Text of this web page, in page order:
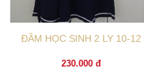
ĐẦM HỌC SINH 2 LY 10-12
230.000 đ